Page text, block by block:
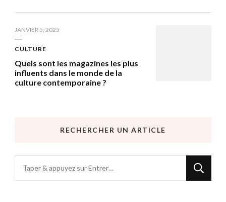
JANVIER 5, 2025
CULTURE
Quels sont les magazines les plus
influents dans le monde de la
culture contemporaine ?
RECHERCHER UN ARTICLE
recherchiez